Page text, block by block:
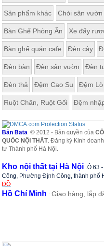
Sản phẩm khác Chòi sân vườn
Bàn Ghế Phòng Ăn Xe đẩy
Bàn ghế quán cafe Đèn cây
Đèn bàn Đèn sân vườn Đèn
Đèn thả Đệm Cao Su Đệm Lò
Ruột Chăn, Ruột Gối Đệm
Bản Bata © 2012 - Bản quyền của
QUỐC NỘI THẤT. Đăng ký Kinh
tư Thành phố Hà Nội.
Kho nội thất tại Hà Nội :Ô 63
Công, Phường Định Công, thành phố
ĐỒ
Hồ Chí Minh :Giao hàng, lắp